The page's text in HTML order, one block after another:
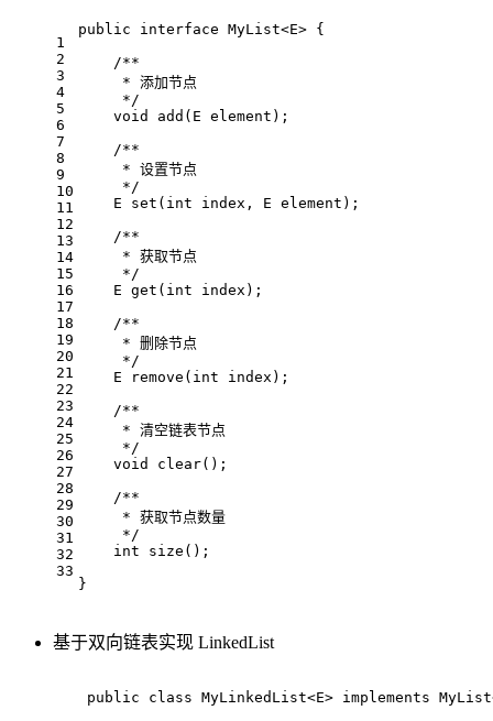
1
2
3
4
5
6
7
8
9
10
11
12
13
14
15
16
17
18
19
20
21
22
23
24
25
26
27
28
29
30
31
32
33
public interface MyList<E> {
/**
     * 添加节点
     */
void
add (E element) ;
/**
     * 设置节点
     */
E set ( int index, E element) ;
/**
     * 获取节点
     */
E get ( int index) ;
/**
     * 删除节点
     */
E
remove ( int index) ;
/**
     * 清空链表节点
     */
void
clear() ;
/**
     * 获取节点数量
     */
int
size () ;
}
基于双向链表实现 LinkedList
public class MyLinkedList<E> implements MyList